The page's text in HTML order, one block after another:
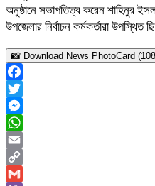
অনুষ্ঠানে সভাপতিত্ব করেন শাহিনুর
উপজেলার নির্বাচন কর্মকর্তারা উপস্থিত
📸 Download News PhotoCard
Facebook
Twitter
Messenger
WhatsApp
Email
Copy